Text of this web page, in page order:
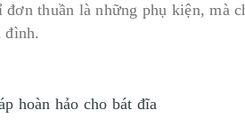
thuần là những phụ kiện, mà
đình.
hoàn hảo cho bát đĩa